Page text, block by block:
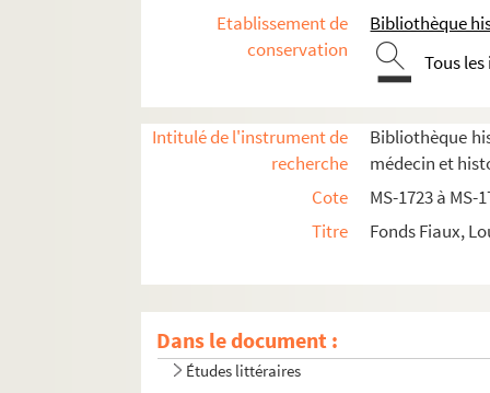
Etablissement de
conservation
Bibliothèque
Tous
Intitulé de l'instrument de
recherche
Bibliothèque
médecin et
Cote
MS-1723 à MS-
Titre
Fonds Fiaux,
Dans le document :
Documents relatifs à ses activités de
4-MS-1727. Jeanne d'Arc, la Pucelle
4-MS-1728. Moeurs des prêtres et du clergé
4-MS-1729. Le mariage et le divorce
Etudes relatives à la médecine et à la police
Auteurs du XVIIIe siècle
Études littéraires